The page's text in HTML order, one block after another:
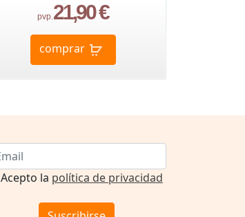
pvp.21,90 €
comprar
Acepto la política de privacidad